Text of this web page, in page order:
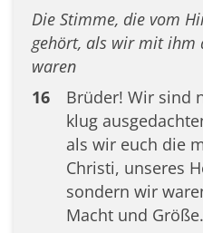
Die Stimme, die vom
gehört, als wir mit ihm
waren
16
Brüder! Wir sind
klug
als wir euch die
Christi, unseres
sondern wir
Macht und Größe.